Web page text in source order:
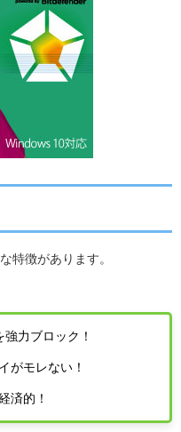
特徴があります。
力ブロック！
がモレない！
済的！